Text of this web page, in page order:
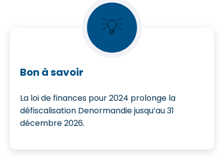
💡
Bon à savoir
La loi de finances pour 2024 prolonge la
défiscalisation Denormandie jusqu’au 31
décembre 2026.